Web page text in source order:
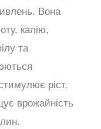
Вона
калію,
та
ріст,
врожайність